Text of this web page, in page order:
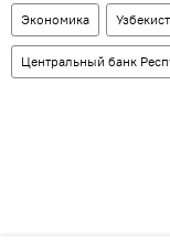
Экономика
Центральный банк